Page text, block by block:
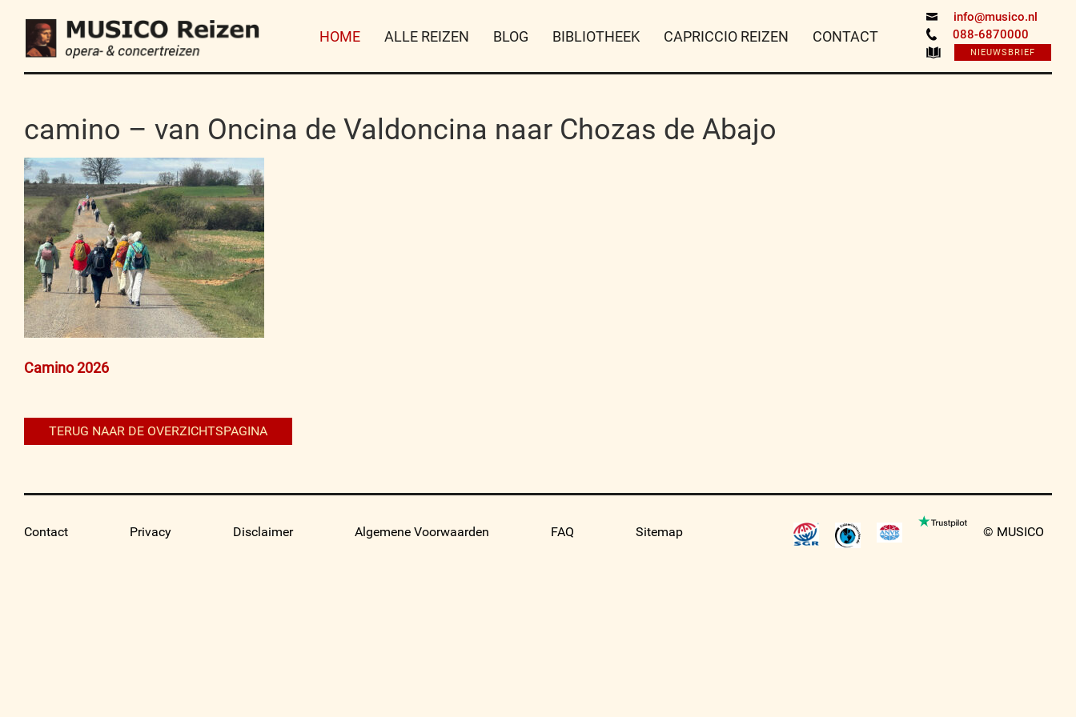
info@musico.nl
088-6870000
NIEUWSBRIEF
HOME ALLE REIZEN BLOG BIBLIOTHEEK CAPRICCIO REIZEN CONTACT
camino – van Oncina de Valdoncina naar Chozas de Abajo
Bericht
Camino 2026
TERUG NAAR DE OVERZICHTSPAGINA
Contact Privacy Disclaimer Algemene Voorwaarden FAQ Sitemap © MUSICO